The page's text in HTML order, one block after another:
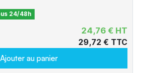
24/48h
24,76 € HT
29,72 € TTC
Ajouter au panier